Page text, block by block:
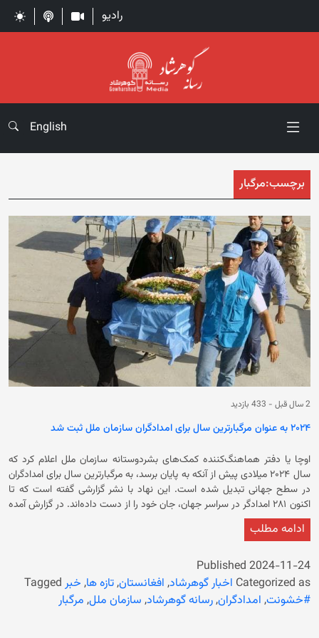
رادیو
English
برچسب:مرگبار
2 سال قبل - 433 بازدید
۲۰۲۴ به عنوان مرگبارترین سال برای امدادگران سازمان ملل ثبت شد
اوچا یا دفتر هماهنگ‌کننده کمک‌های بشردوستانه سازمان ملل اعلام کرد که
سال ۲۰۲۴ میلادی پیش از آنکه به پایان برسد، به مرگبارترین سال برای امدادگران
در سطح جهانی تبدیل شده است. این نهاد با نشر گزارشی گفته است که تا
اکنون ۲۸۱ امدادگر در سراسر جهان، جان خود را از دست داده‌اند. در گزارش آمده
است که شمار امدادگران کشته شده در سال جاری رکورد جدیدی ثبت کرده
سخنگوی دفتر هماهنگ‌کننده کمک‌های بشردوستانه سازمان ملل گفت که
جنگ در غزه یکی از دلایل افزایش تلفات امدادگران است. وی تاکید کرد که سطح
بالای خشونت، آدم‌ربایی، آزار و اذیت و بازداشت‌های خودسرانه در افغانستان،
جمهوری کنگو، درگیری‌ها در سودان جنوبی، اوکراین، یمن و دیگر کشورها نیز به
ادامه مطلب
Published 2024-11-24
Categorized as اخبار گوهرشاد, افغانستان,تازه ها, خبر Tagged
#خشونت, امدادگران,رسانه گوهرشاد, سازمان ملل, مرگبار